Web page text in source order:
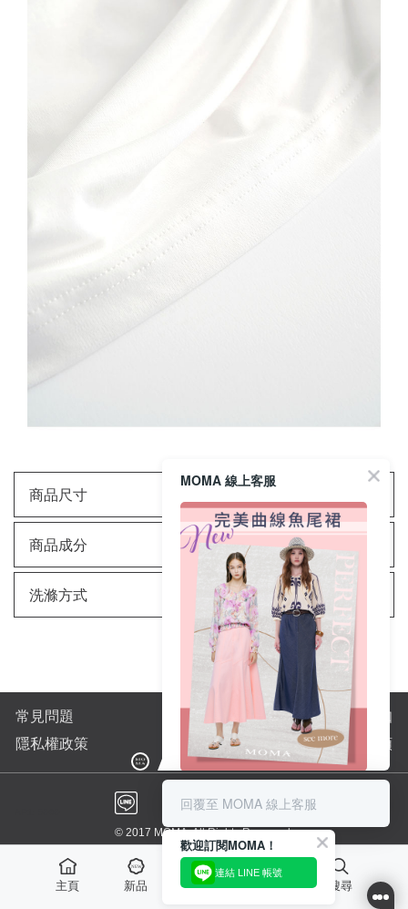
商品尺寸
商品成分
洗滌方式
主頁 新品 最愛 活動 搜尋
常見問題
購物須知
隱私權政策
全站商品分類
© 2017 MOMA. All Rights Reserved.
MOMA 線上客服
完美曲線輕鬆上手👌
搭配高跟鞋與小提包-氣質名媛風
|⚶ GET IT ⚶ |
回覆至 MOMA 線上客服
歡迎訂閱MOMA！
連結 LINE 帳號